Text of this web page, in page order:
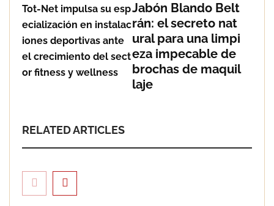
Tot-Net impulsa su esp
ecialización en instalac
iones deportivas ante
el crecimiento del sect
or fitness y wellness
Jabón Blando Belt
rán: el secreto nat
ural para una limpi
eza impecable de
brochas de maquil
laje
RELATED ARTICLES